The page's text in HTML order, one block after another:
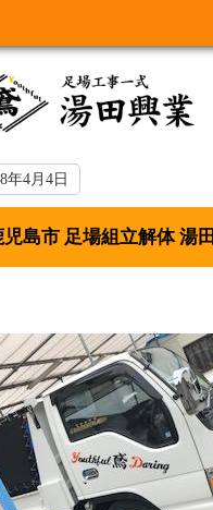
年4月4日
島市 足場組立解体 湯